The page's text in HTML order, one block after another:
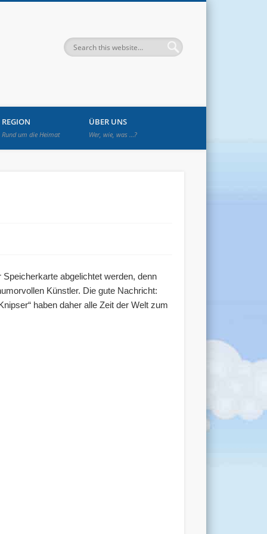
REGION
Rund um die Heimat
ÜBER UNS
Wer, wie, was …?
abgelichtet werden, denn
Künstler. Die gute Nachricht:
haben daher alle Zeit der Welt zum